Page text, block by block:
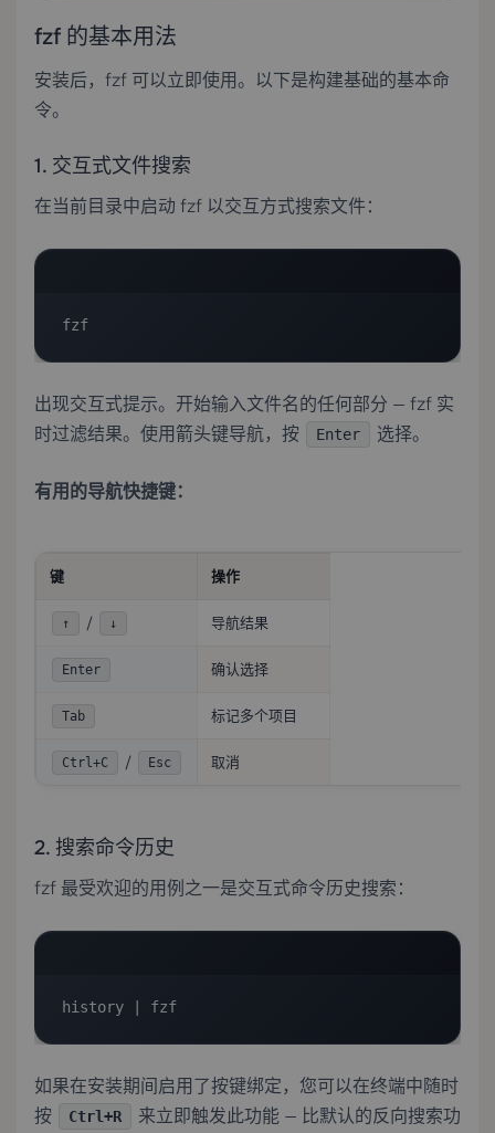
fzf 的基本用法
安装后，fzf 可以立即使用。以下是构建基础的基本命
令。
1. 交互式文件搜索
在当前目录中启动 fzf 以交互方式搜索文件：
fzf
出现交互式提示。开始输入文件名的任何部分 — fzf 实
时过滤结果。使用箭头键导航，按
Enter 选择。
有用的导航快捷键：
键 操作
↑ / ↓ 导航结果
Enter 确认选择
Tab 标记多个项目
Ctrl+C / Esc 取消
2. 搜索命令历史
fzf 最受欢迎的用例之一是交互式命令历史搜索：
history | fzf
如果在安装期间启用了按键绑定，您可以在终端中随时
按
Ctrl+R
来立即触发此功能 — 比默认的反向搜索功